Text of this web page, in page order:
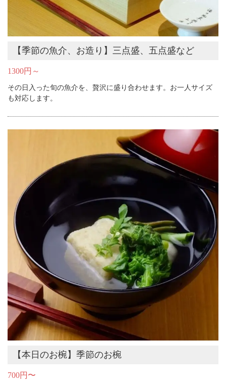
【季節の魚介、お造り】三点盛、五点盛など
1300円～
その日入った旬の魚介を、贅沢に盛り合わせます。お一人サイズ
も対応します。
【本日のお椀】季節のお椀
700円〜